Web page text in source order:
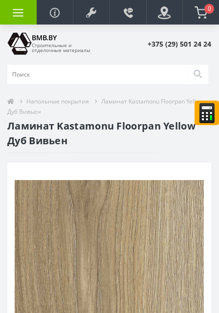
0
BMB.BY
Строительные и
отделочные материалы
+375 (29) 501 24 24
Напольные покрытия
Ламинат Kastamonu Floorpan Yellow
Дуб Вивьен
Ламинат Kastamonu Floorpan Yellow
Дуб Вивьен